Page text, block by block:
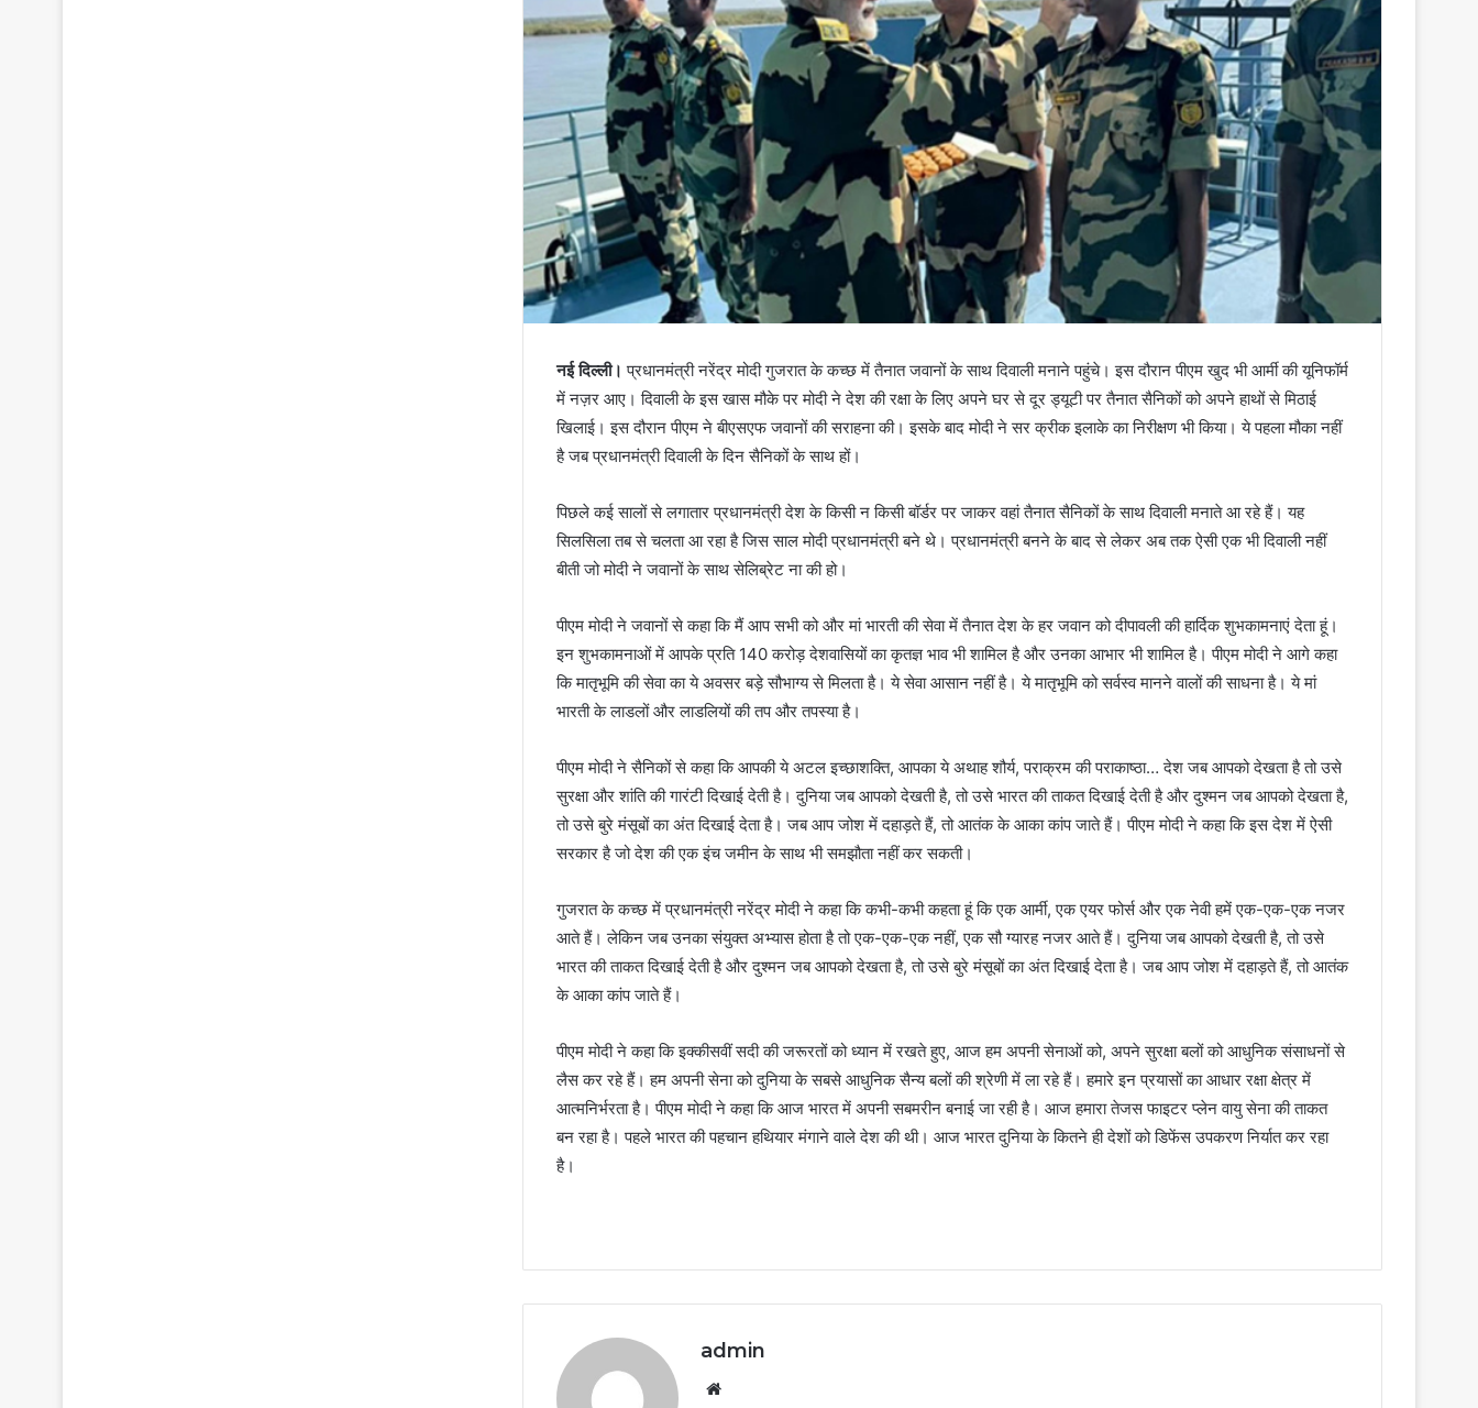
नई दिल्ली। प्रधानमंत्री नरेंद्र मोदी गुजरात के कच्छ में तैनात जवानों के साथ दिवाली मनाने पहुंचे। इस दौरान पीएम खुद भी आर्मी की यूनिफॉर्म
में नज़र आए। दिवाली के इस खास मौके पर मोदी ने देश की रक्षा के लिए अपने घर से दूर ड्यूटी पर तैनात सैनिकों को अपने हाथों से मिठाई
खिलाई। इस दौरान पीएम ने बीएसएफ जवानों की सराहना की। इसके बाद मोदी ने सर क्रीक इलाके का निरीक्षण भी किया। ये पहला मौका नहीं
है जब प्रधानमंत्री दिवाली के दिन सैनिकों के साथ हों।
पिछले कई सालों से लगातार प्रधानमंत्री देश के किसी न किसी बॉर्डर पर जाकर वहां तैनात सैनिकों के साथ दिवाली मनाते आ रहे हैं। यह
सिलसिला तब से चलता आ रहा है जिस साल मोदी प्रधानमंत्री बने थे। प्रधानमंत्री बनने के बाद से लेकर अब तक ऐसी एक भी दिवाली नहीं
बीती जो मोदी ने जवानों के साथ सेलिब्रेट ना की हो।
पीएम मोदी ने जवानों से कहा कि मैं आप सभी को और मां भारती की सेवा में तैनात देश के हर जवान को दीपावली की हार्दिक शुभकामनाएं देता हूं।
इन शुभकामनाओं में आपके प्रति 140 करोड़ देशवासियों का कृतज्ञ भाव भी शामिल है और उनका आभार भी शामिल है। पीएम मोदी ने आगे कहा
कि मातृभूमि की सेवा का ये अवसर बड़े सौभाग्य से मिलता है। ये सेवा आसान नहीं है। ये मातृभूमि को सर्वस्व मानने वालों की साधना है। ये मां
भारती के लाडलों और लाडलियों की तप और तपस्या है।
पीएम मोदी ने सैनिकों से कहा कि आपकी ये अटल इच्छाशक्ति, आपका ये अथाह शौर्य, पराक्रम की पराकाष्ठा… देश जब आपको देखता है तो उसे
सुरक्षा और शांति की गारंटी दिखाई देती है। दुनिया जब आपको देखती है, तो उसे भारत की ताकत दिखाई देती है और दुश्मन जब आपको देखता है,
तो उसे बुरे मंसूबों का अंत दिखाई देता है। जब आप जोश में दहाड़ते हैं, तो आतंक के आका कांप जाते हैं। पीएम मोदी ने कहा कि इस देश में ऐसी
सरकार है जो देश की एक इंच जमीन के साथ भी समझौता नहीं कर सकती।
गुजरात के कच्छ में प्रधानमंत्री नरेंद्र मोदी ने कहा कि कभी-कभी कहता हूं कि एक आर्मी, एक एयर फोर्स और एक नेवी हमें एक-एक-एक नजर
आते हैं। लेकिन जब उनका संयुक्त अभ्यास होता है तो एक-एक-एक नहीं, एक सौ ग्यारह नजर आते हैं। दुनिया जब आपको देखती है, तो उसे
भारत की ताकत दिखाई देती है और दुश्मन जब आपको देखता है, तो उसे बुरे मंसूबों का अंत दिखाई देता है। जब आप जोश में दहाड़ते हैं, तो आतंक
के आका कांप जाते हैं।
पीएम मोदी ने कहा कि इक्कीसवीं सदी की जरूरतों को ध्यान में रखते हुए, आज हम अपनी सेनाओं को, अपने सुरक्षा बलों को आधुनिक संसाधनों से
लैस कर रहे हैं। हम अपनी सेना को दुनिया के सबसे आधुनिक सैन्य बलों की श्रेणी में ला रहे हैं। हमारे इन प्रयासों का आधार रक्षा क्षेत्र में
आत्मनिर्भरता है। पीएम मोदी ने कहा कि आज भारत में अपनी सबमरीन बनाई जा रही है। आज हमारा तेजस फाइटर प्लेन वायु सेना की ताकत
बन रहा है। पहले भारत की पहचान हथियार मंगाने वाले देश की थी। आज भारत दुनिया के कितने ही देशों को डिफेंस उपकरण निर्यात कर रहा
है।
admin